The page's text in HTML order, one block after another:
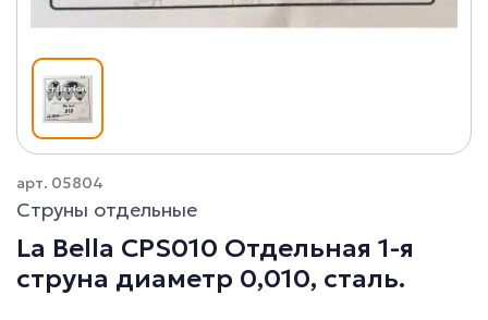
арт. 05804
Струны отдельные
La Bella CPS010 Отдельная 1-я
струна диаметр 0,010, сталь.